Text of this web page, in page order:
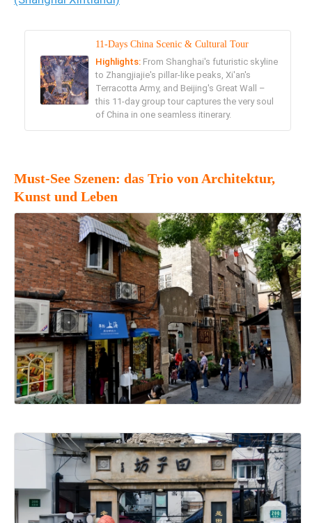
11-Days China Scenic & Cultural Tour
Highlights: From Shanghai's futuristic skyline
to Zhangjiajie's pillar-like peaks, Xi'an's
Terracotta Army, and Beijing's Great Wall –
this 11-day group tour captures the very soul
of China in one seamless itinerary.
Must-See Szenen: das Trio von Architektur,
Kunst und Leben